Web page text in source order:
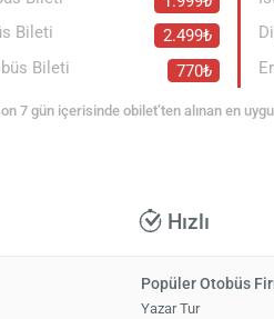
Bileti
2.499₺
Bileti
770₺
7 gün içerisinde obilet’ten alınan en
Hızlı
Popüler Otobüs
Yazar Tur